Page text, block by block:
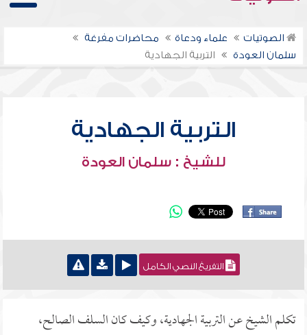
الصوتيات علماء ودعاة
محاضرات مفرغة
سلمان العودة
التربية الجهادية
التربية الجهادية
للشيخ : سلمان العودة
التفريغ النصي الكامل
تكلم الشيخ عن التربية الجهادية، وكيف كان السلف الصالح،